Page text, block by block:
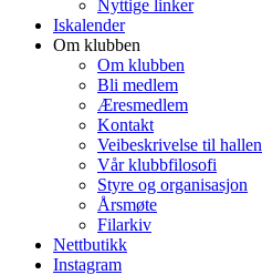
Nyttige linker
Iskalender
Om klubben
Om klubben
Bli medlem
Æresmedlem
Kontakt
Veibeskrivelse til hallen
Vår klubbfilosofi
Styre og organisasjon
Årsmøte
Filarkiv
Nettbutikk
Instagram